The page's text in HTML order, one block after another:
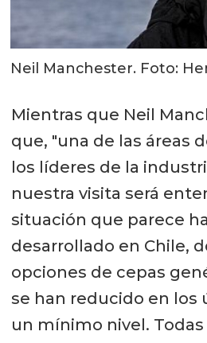
Neil Manchester. Foto:
Mientras que Neil
que, "una de las áreas
los líderes de la
nuestra visita será
situación que parece
desarrollado en Chile,
opciones de cepas
se han reducido en los
un mínimo nivel.